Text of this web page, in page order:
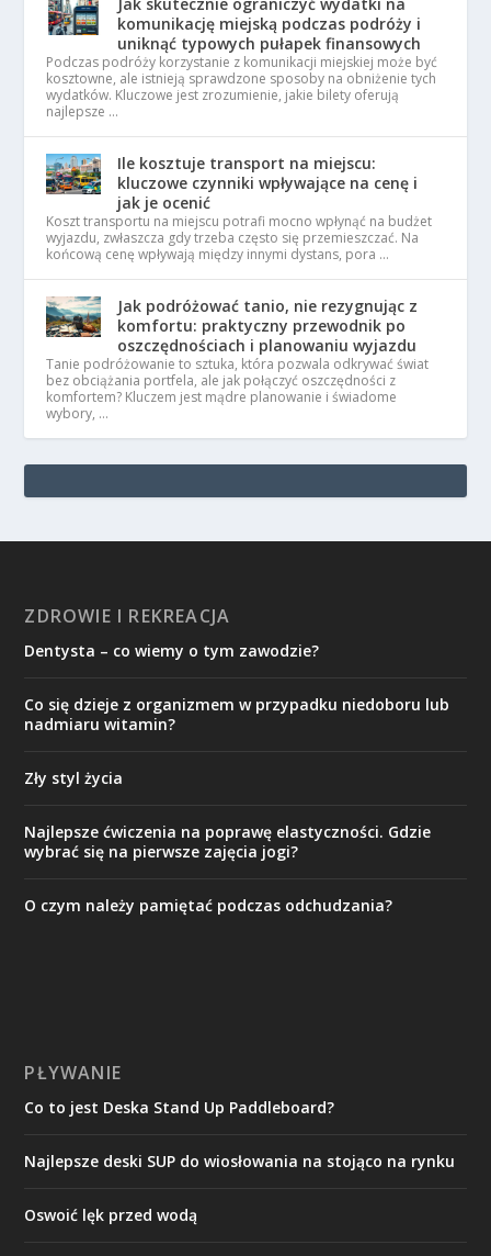
komunikację miejską podczas podróży i
uniknąć typowych pułapek finansowych
Podczas podróży korzystanie z komunikacji miejskiej może być
kosztowne, ale istnieją sprawdzone sposoby na obniżenie tych
wydatków. Kluczowe jest zrozumienie, jakie bilety oferują
najlepsze …
Ile kosztuje transport na miejscu:
kluczowe czynniki wpływające na cenę i
jak je ocenić
Koszt transportu na miejscu potrafi mocno wpłynąć na budżet
wyjazdu, zwłaszcza gdy trzeba często się przemieszczać. Na
końcową cenę wpływają między innymi dystans, pora …
Jak podróżować tanio, nie rezygnując z
komfortu: praktyczny przewodnik po
oszczędnościach i planowaniu wyjazdu
Tanie podróżowanie to sztuka, która pozwala odkrywać świat
bez obciążania portfela, ale jak połączyć oszczędności z
komfortem? Kluczem jest mądre planowanie i świadome
wybory, …
ZDROWIE I REKREACJA
Dentysta – co wiemy o tym zawodzie?
Co się dzieje z organizmem w przypadku niedoboru lub
nadmiaru witamin?
Zły styl życia
Najlepsze ćwiczenia na poprawę elastyczności. Gdzie
wybrać się na pierwsze zajęcia jogi?
O czym należy pamiętać podczas odchudzania?
PŁYWANIE
Co to jest Deska Stand Up Paddleboard?
Najlepsze deski SUP do wiosłowania na stojąco na rynku
Oswoić lęk przed wodą